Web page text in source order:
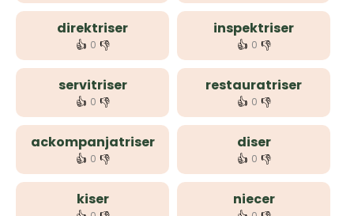
direktriser
👍 0 👎
inspektriser
👍 0 👎
servitriser
👍 0 👎
restauratriser
👍 0 👎
ackompanjatriser
👍 0 👎
diser
👍 0 👎
kiser niecer